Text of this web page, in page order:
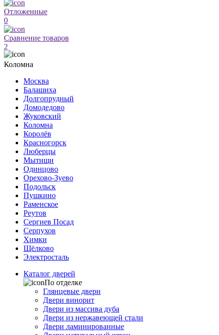
Отложенные
0
Сравнение товаров
2
Коломна
Москва
Балашиха
Долгопрудный
Домодедово
Жуковский
Коломна
Королёв
Красногорск
Люберцы
Мытищи
Одинцово
Орехово-Зуево
Подольск
Пушкино
Раменское
Реутов
Сергиев Посад
Серпухов
Химки
Щёлково
Электросталь
Каталог дверей
По отделке
Глянцевые двери
Двери винорит
Двери из массива дуба
Двери из нержавеющей стали
Двери ламинированные